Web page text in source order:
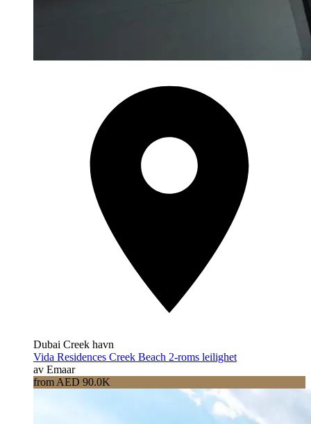
Dubai Creek havn
Vida Residences Creek Beach 2-roms leilighet
av Emaar
from AED 90.0K